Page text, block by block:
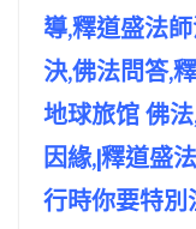
導,釋道盛法
決,佛法問答,
地球旅馆 佛
因緣,|釋道盛
行時你要特別